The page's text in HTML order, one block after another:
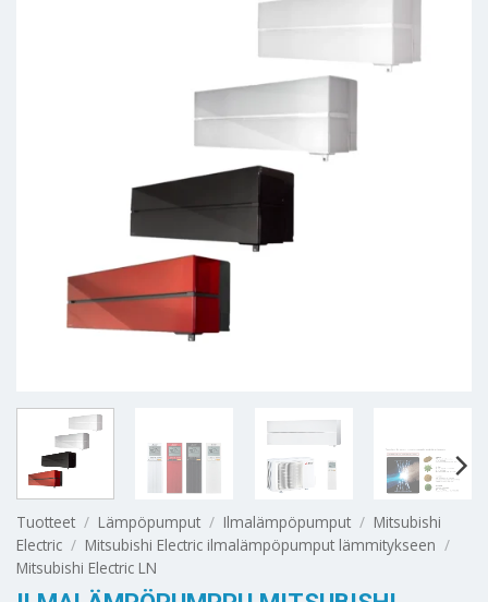
Tuotteet / Lämpöpumput / Ilmalämpöpumput / Mitsubishi
Electric / Mitsubishi Electric ilmalämpöpumput lämmitykseen /
Mitsubishi Electric LN